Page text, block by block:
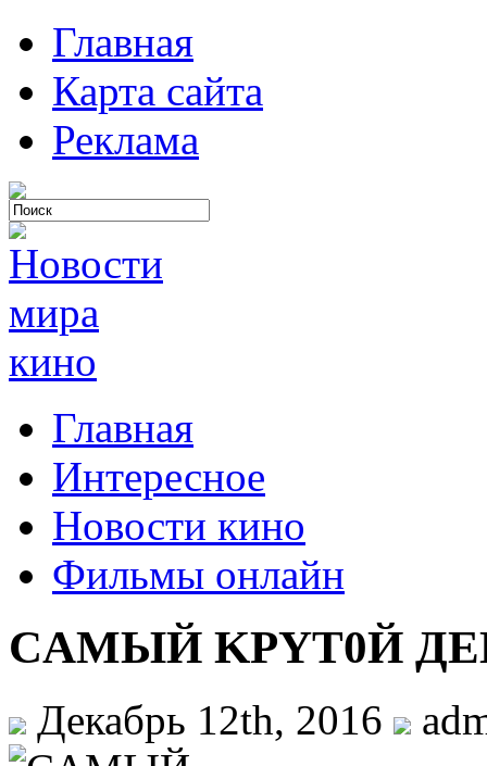
Главная
Карта сайта
Реклама
Главная
Интересное
Новости кино
Фильмы онлайн
CAMЫЙ KPYT0Й
Декабрь 12th, 2016